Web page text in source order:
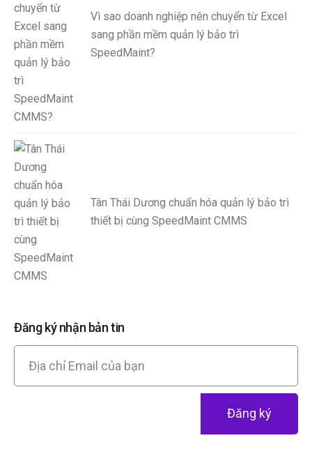
Vì sao doanh nghiệp nên chuyển từ Excel
sang phần mềm quản lý bảo trì
SpeedMaint?
Tân Thái Dương chuẩn hóa quản lý bảo trì
thiết bị cùng SpeedMaint CMMS
Đăng ký nhận bản tin
Đăng ký